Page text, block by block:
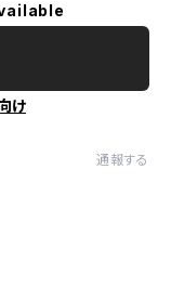
け
通報する